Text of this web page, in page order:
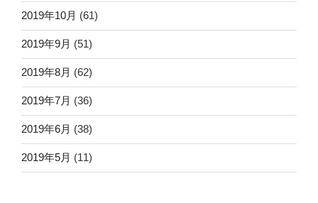
2019年10月 (61)
2019年9月 (51)
2019年8月 (62)
2019年7月 (36)
2019年6月 (38)
2019年5月 (11)